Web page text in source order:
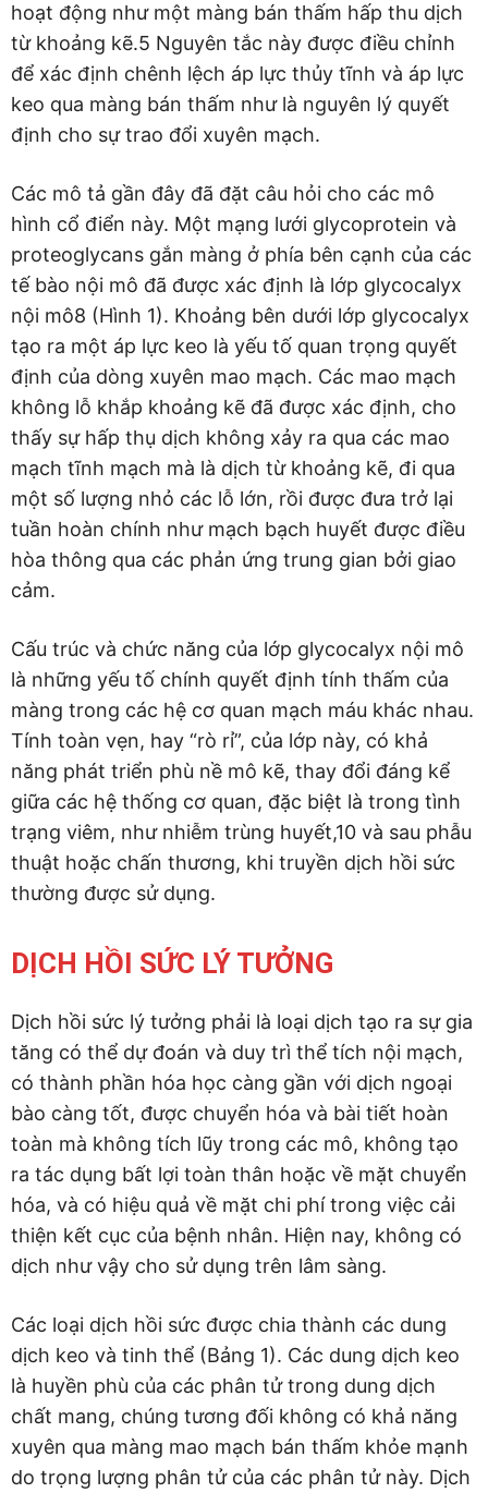
hoạt động như một màng bán thấm hấp thu dịch
từ khoảng kẽ.5 Nguyên tắc này được điều chỉnh
để xác định chênh lệch áp lực thủy tĩnh và áp lực
keo qua màng bán thấm như là nguyên lý quyết
định cho sự trao đổi xuyên mạch.
Các mô tả gần đây đã đặt câu hỏi cho các mô
hình cổ điển này. Một mạng lưới glycoprotein và
proteoglycans gắn màng ở phía bên cạnh của các
tế bào nội mô đã được xác định là lớp glycocalyx
nội mô8 (Hình 1). Khoảng bên dưới lớp glycocalyx
tạo ra một áp lực keo là yếu tố quan trọng quyết
định của dòng xuyên mao mạch. Các mao mạch
không lỗ khắp khoảng kẽ đã được xác định, cho
thấy sự hấp thụ dịch không xảy ra qua các mao
mạch tĩnh mạch mà là dịch từ khoảng kẽ, đi qua
một số lượng nhỏ các lỗ lớn, rồi được đưa trở lại
tuần hoàn chính như mạch bạch huyết được điều
hòa thông qua các phản ứng trung gian bởi giao
cảm.
Cấu trúc và chức năng của lớp glycocalyx nội mô
là những yếu tố chính quyết định tính thấm của
màng trong các hệ cơ quan mạch máu khác nhau.
Tính toàn vẹn, hay “rò rỉ”, của lớp này, có khả
năng phát triển phù nề mô kẽ, thay đổi đáng kể
giữa các hệ thống cơ quan, đặc biệt là trong tình
trạng viêm, như nhiễm trùng huyết,10 và sau phẫu
thuật hoặc chấn thương, khi truyền dịch hồi sức
thường được sử dụng.
DỊCH HỒI SỨC LÝ TƯỞNG
Dịch hồi sức lý tưởng phải là loại dịch tạo ra sự gia
tăng có thể dự đoán và duy trì thể tích nội mạch,
có thành phần hóa học càng gần với dịch ngoại
bào càng tốt, được chuyển hóa và bài tiết hoàn
toàn mà không tích lũy trong các mô, không tạo
ra tác dụng bất lợi toàn thân hoặc về mặt chuyển
hóa, và có hiệu quả về mặt chi phí trong việc cải
thiện kết cục của bệnh nhân. Hiện nay, không có
dịch như vậy cho sử dụng trên lâm sàng.
Các loại dịch hồi sức được chia thành các dung
dịch keo và tinh thể (Bảng 1). Các dung dịch keo
là huyền phù của các phân tử trong dung dịch
chất mang, chúng tương đối không có khả năng
xuyên qua màng mao mạch bán thấm khỏe mạnh
do trọng lượng phân tử của các phân tử này. Dịch